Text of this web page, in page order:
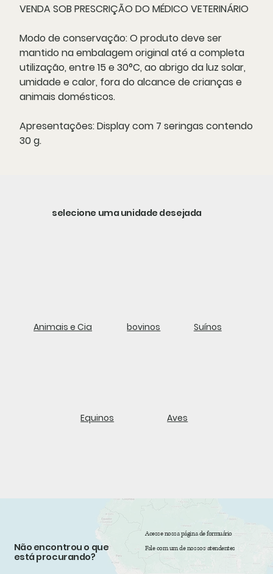
VENDA SOB PRESCRIÇÃO DO MÉDICO VETERINÁRIO
Modo de conservação:O produto deve ser
mantido na embalagem original até a completa
utilização, entre 15 e 30°C, ao abrigo da luz solar,
umidade e calor, fora do alcance de crianças e
animais domésticos.
Apresentações:Display com 7 seringas contendo
30 g.
selecione uma unidade desejada
Animais e Cia
Equinos
bovinos
Aves
Suínos
Não encontrou o que
está procurando?
Acesse nossa página de formuário
Fale com um de nossos atendentes